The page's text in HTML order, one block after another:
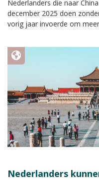
Nederlanders die naar
december 2025 doen
vorig jaar invoerde om
Nederlanders